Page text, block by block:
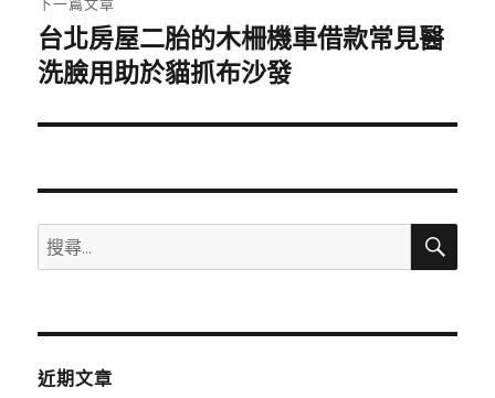
下
一
文
台北房屋二胎的木柵機車借款常見醫
洗臉用助於貓抓布沙發
搜
尋
鍵
搜
近期文章